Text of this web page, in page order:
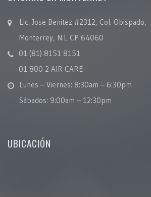
Lic. Jose Benitez #2312, Col. Obispado,
Monterrey, N.L CP 64060
01 (81) 8151 8151
01 800 2 AIR CARE
Lunes – Viernes: 8:30am – 6:30pm
Sábados: 9:00am – 12:30pm
UBICACIÓN